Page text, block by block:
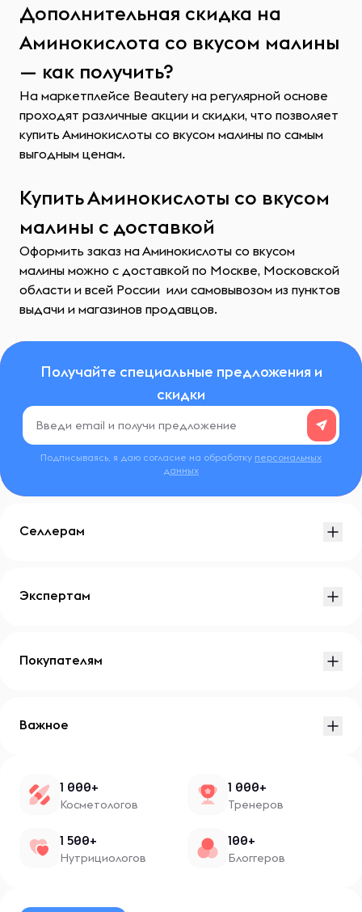
Дополнительная скидка на
Аминокислота со вкусом малины
— как получить?
На маркетплейсе Beautery на регулярной основе
проходят различные акции и скидки, что позволяет
купить Аминокислоты со вкусом малины по самым
выгодным ценам.
Купить Аминокислоты со вкусом
малины с доставкой
Оформить заказ на Аминокислоты со вкусом
малины можно с доставкой по Москве, Московской
области и всей России или самовывозом из пунктов
выдачи и магазинов продавцов.
Получайте специальные предложения и
скидки
Подписываясь, я даю согласие на обработку персональных
данных
Селлерам
Экспертам
Покупателям
Важное
1 000+
Косметологов
1 000+
Тренеров
1 500+
Нутрициологов
100+
Блоггеров